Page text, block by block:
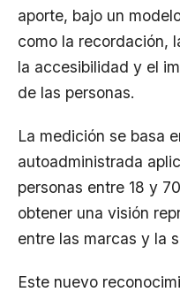
aporte, bajo un
como la recordación,
la accesibilidad y el
de las personas.
La medición se basa
autoadministrada
personas entre 18 y
obtener una visión
entre las marcas y la
Este nuevo